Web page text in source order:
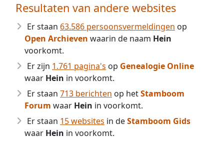
Resultaten van andere websites
Er staan 63.586 persoonsvermeldingen op
Open Archieven waarin de naam Hein
voorkomt.
Er zijn 1.761 pagina's op Genealogie Online
waar Hein in voorkomt.
Er staan 713 berichten op hetStamboom
Forum waar Hein in voorkomt.
Er staan 15 websites in deStamboom Gids
waar Hein in voorkomt.